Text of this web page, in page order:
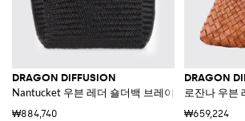
DRAGON DIFFUSION
Nantucket 우븐 레더 숄더백 브레이드 핸들
₩884,740
DRAGON
로잔나 우븐
₩659,224